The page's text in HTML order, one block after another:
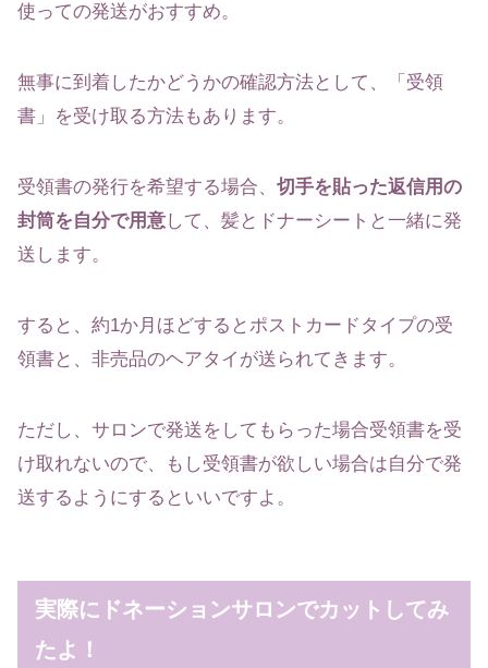
使っての発送がおすすめ。
無事に到着したかどうかの確認方法として、「受領
書」を受け取る方法もあります。
受領書の発行を希望する場合、 切手を貼った返信用の
封筒を自分で用意して、髪とドナーシートと一緒に発
送します。
すると、約1か月ほどするとポストカードタイプの受
領書と、非売品のヘアタイが送られてきます。
ただし、サロンで発送をしてもらった場合受領書を受
け取れないので、もし受領書が欲しい場合は自分で発
送するようにするといいですよ。
実際にドネーションサロンでカットしてみ
たよ！